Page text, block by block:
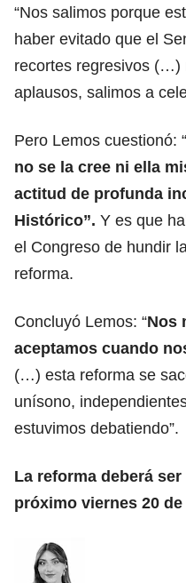
“Nos salimos porque
haber evitado que el
recortes regresivos (…)
aplausos, salimos a
Pero Lemos cuestionó: “
no se la cree ni ella
actitud de profunda
Histórico”. Y es que
el Congreso de hundir
reforma.
Concluyó Lemos: “Nos
aceptamos cuando
(…) esta reforma se
unísono,
estuvimos debatiendo”.
La reforma deberá
próximo viernes 20